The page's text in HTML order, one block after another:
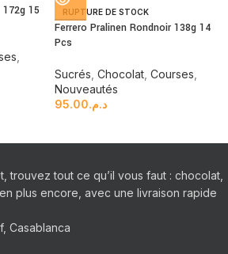
15
RUPTURE DE STOCK
Ferrero Pralinen Rondnoir 138g 14
Pcs
Sucrés Chocolat Courses
Nouveautés
د.م.95.00
trouvez tout ce qu’il vous faut : chocolat,
plus encore, avec une livraison rapide
Casablanca